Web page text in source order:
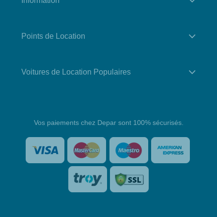
Points de Location
Voitures de Location Populaires
Vos paiements chez Depar sont 100% sécurisés.